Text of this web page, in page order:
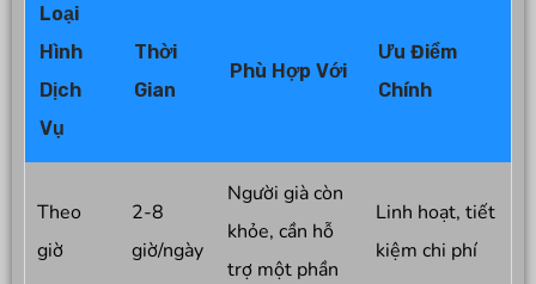
Loại
Hình
Dịch
Vụ
Thời
Gian
Phù Hợp Với
Ưu Điểm
Chính
Theo
giờ
2-8
giờ/ngày
Người già còn
khỏe, cần hỗ
trợ một phần
Linh hoạt, tiết
kiệm chi phí